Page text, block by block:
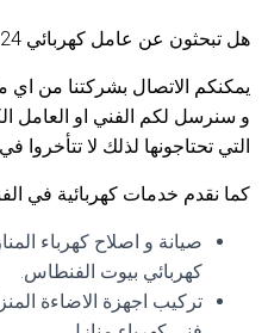
هل تبحثون عن عامل كهربائي 24 ساعة في الكويت؟
يمكنكم الاتصال بشركتنا من
و سنرسل لكم الفني او العامل
التي تحتاجونها لذلك لا تتأخروا
كما نقدم خدمات كهربائية في
صيانة و اصلاح كهرباء
كهربائي بيوت الفنطاس.
تركيب اجهزة الاضاءة